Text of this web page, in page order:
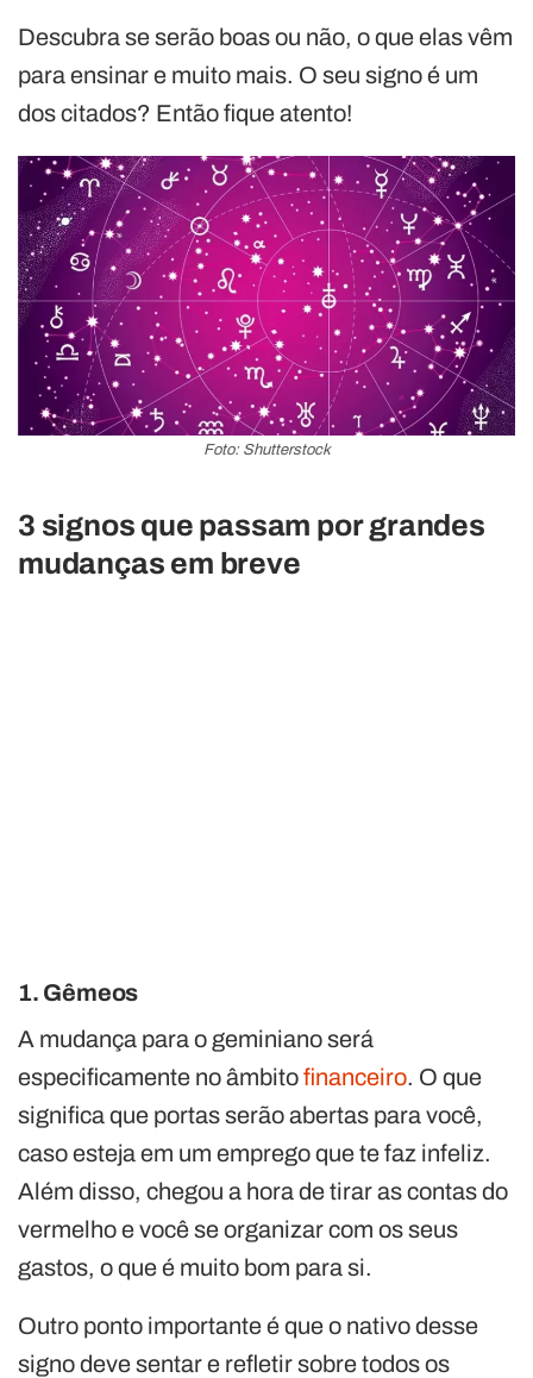
Descubra se serão boas ou não, o que elas vêm
para ensinar e muito mais. O seu signo é um
dos citados? Então fique atento!
Foto: Shutterstock
3 signos que passam por grandes
mudanças em breve
1. Gêmeos
A mudança para o geminiano será
especificamente no âmbitofinanceiro. O que
significa que portas serão abertas para você,
caso esteja em um emprego que te faz infeliz.
Além disso, chegou a hora de tirar as contas do
vermelho e você se organizar com os seus
gastos, o que é muito bom para si.
Outro ponto importante é que o nativo desse
signo deve sentar e refletir sobre todos os